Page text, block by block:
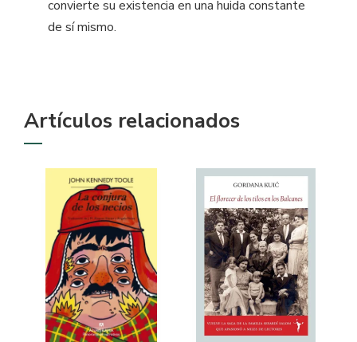
convierte su existencia en una huida constante
de sí mismo.
Artículos relacionados